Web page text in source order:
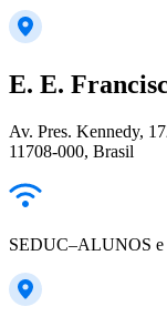
E. E.
Av. Pres. Kennedy,
11708-000, Brasil
SEDUC–ALUNOS e